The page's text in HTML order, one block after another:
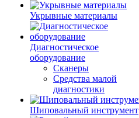
Укрывные материалы
Диагностическое
оборудование
Сканеры
Средства малой
диагностики
Шиповальный инструмент